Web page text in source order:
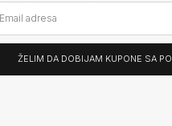
ŽELIM DA DOBIJAM KUPONE SA